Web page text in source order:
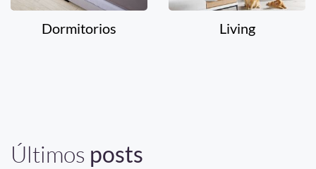
Dormitorios Living
Últimos posts